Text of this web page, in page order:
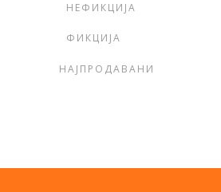
НЕФИКЦИЈА
ФИКЦИЈА
НАЈПРОДАВАНИ